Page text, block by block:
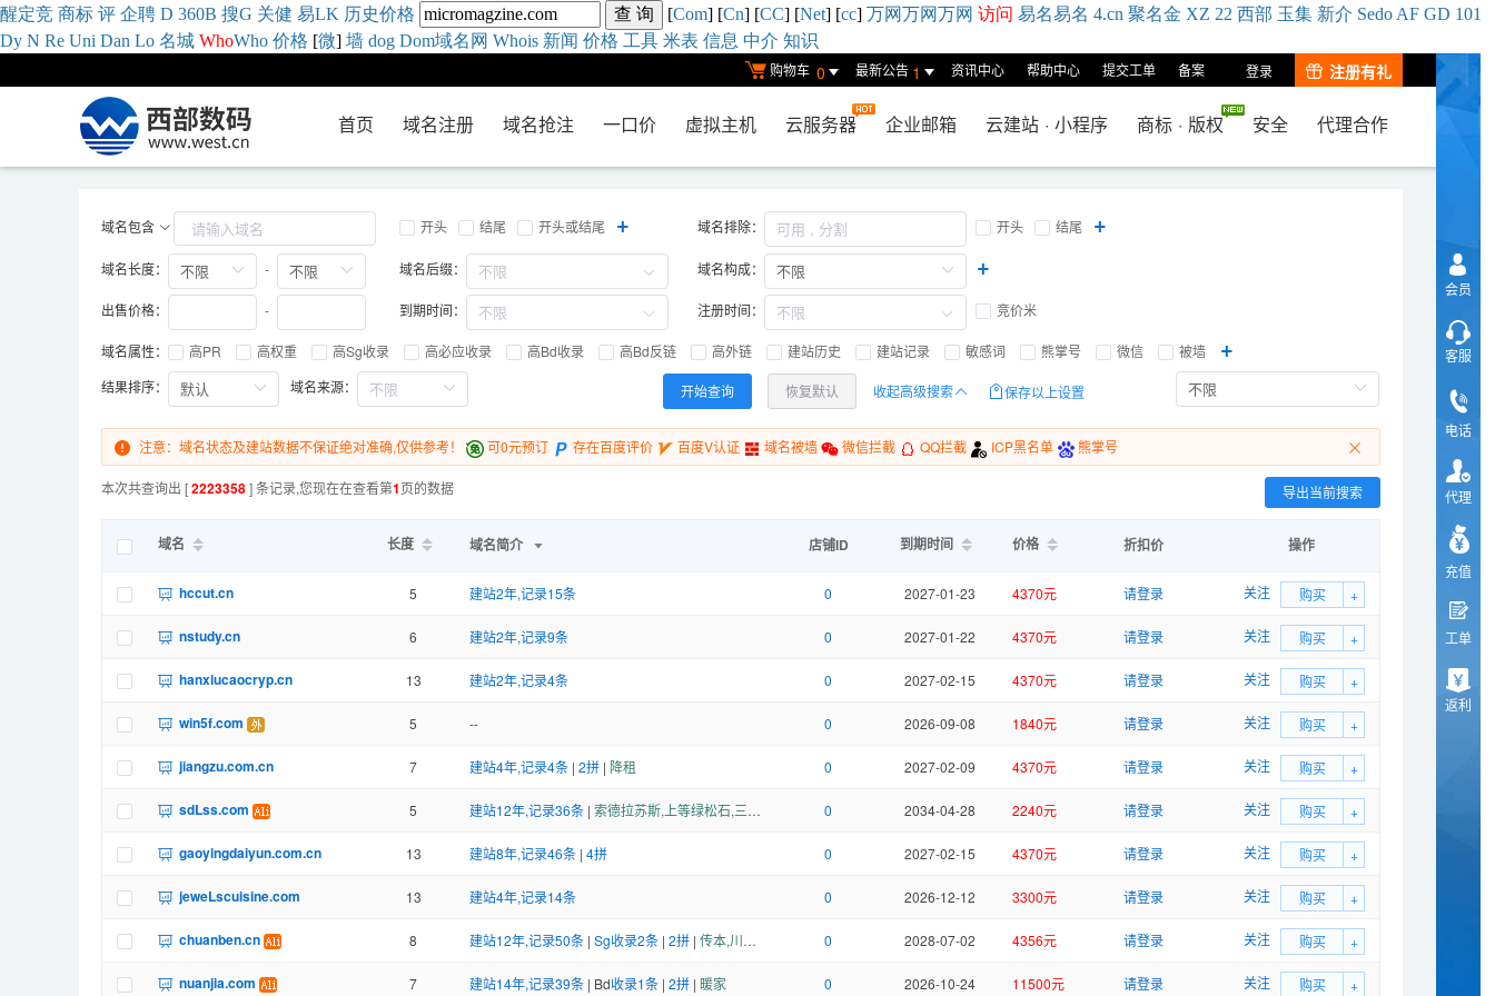
醒定竞 商标 评 企聘 D 360B 搜G 关健 易LK 历史价格 [Com] [Cn] [CC] [Net] [cc] 万网万网万网 访问 易名易名 4.cn 聚名金 XZ 22 西部 玉集 新介 Sedo AF GD 101
Dy N Re Uni Dan Lo 名城 WhoWho 价格 [微] 墙 dog Dom域名网 Whois 新闻 价格 工具 米表 信息 中介 知识